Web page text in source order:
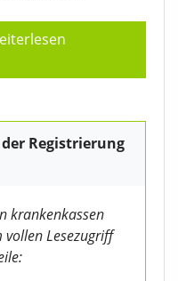
Registrierung
krankenkassen
vollen Lesezugriff